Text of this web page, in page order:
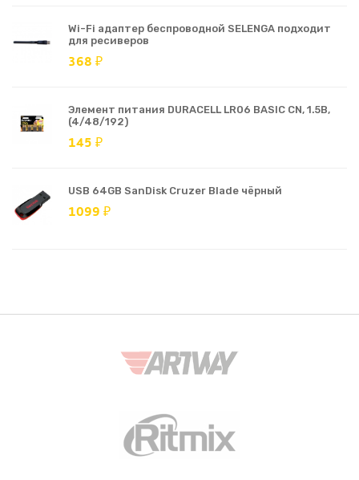
Wi-Fi адаптер беспроводной SELENGA подходит
для ресиверов
368 ₽
Элемент питания DURACELL LR06 BASIC CN, 1.5В,
(4/48/192)
145 ₽
USB 64GB SanDisk Cruzer Blade чёрный
1099 ₽